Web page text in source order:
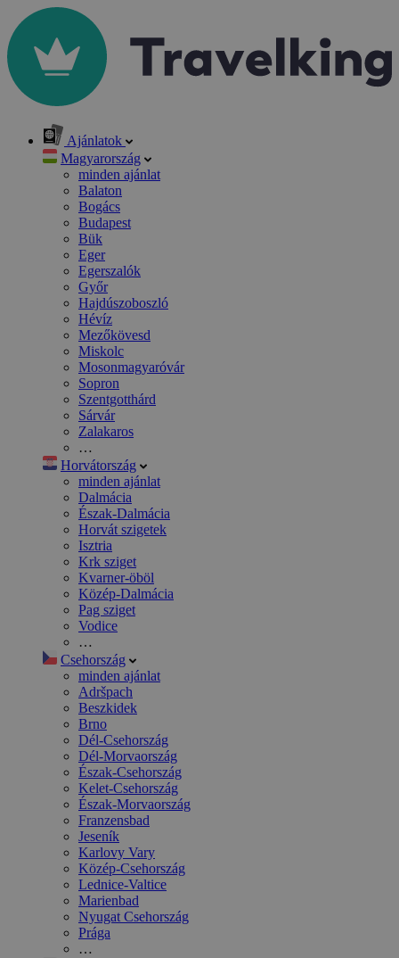
Ajánlatok
Magyarország
minden ajánlat
Balaton
Bogács
Budapest
Bük
Eger
Egerszalók
Győr
Hajdúszoboszló
Hévíz
Mezőkövesd
Miskolc
Mosonmagyaróvár
Sopron
Szentgotthárd
Sárvár
Zalakaros
…
Horvátország
minden ajánlat
Dalmácia
Észak-Dalmácia
Horvát szigetek
Isztria
Krk sziget
Kvarner-öböl
Közép-Dalmácia
Pag sziget
Vodice
…
Csehország
minden ajánlat
Adršpach
Beszkidek
Brno
Dél-Csehország
Dél-Morvaország
Észak-Csehország
Kelet-Csehország
Észak-Morvaország
Franzensbad
Jeseník
Karlovy Vary
Közép-Csehország
Lednice-Valtice
Marienbad
Nyugat Csehország
Prága
…